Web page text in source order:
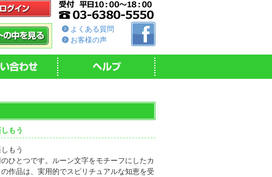
よくある質問
お客様の声
もう
もう
ひとつです。ルーン文字をモチーフにしたカ
作品は、実用的でスピリチュアルな知恵を受